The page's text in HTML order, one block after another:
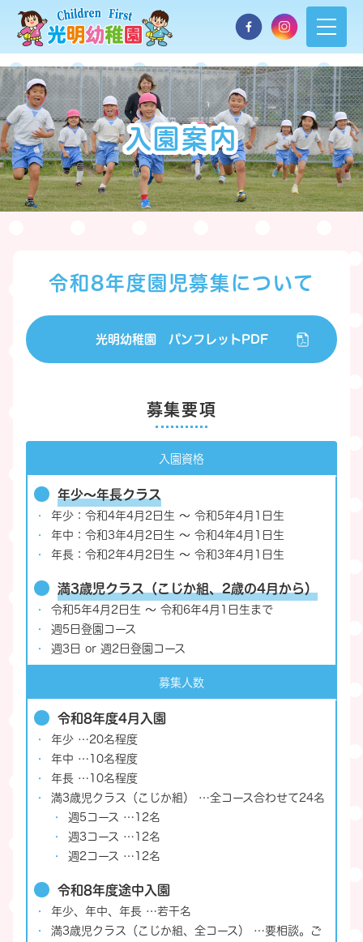
入園案内
令和8年度園児募集について
光明幼稚園パンフレットPDF
募集要項
入園資格
年少～年長クラス
年少：令和4年4月2日生 〜 令和5年4月1日生
年中：令和3年4月2日生 〜 令和4年4月1日生
年長：令和2年4月2日生 〜 令和3年4月1日生
満3歳児クラス（こじか組、2歳の4月から）
令和5年4月2日生 ～ 令和6年4月1日生まで
週5日登園コース
週3日 or 週2日登園コース
募集人数
令和8年度4月入園
年少 …20名程度
年中 …10名程度
年長 …10名程度
満3歳児クラス（こじか組） …全コース合わせて24名
週5コース …12名
週3コース …12名
週2コース …12名
令和8年度途中入園
年少、年中、年長 …若干名
満3歳児クラス（こじか組、全コース） …要相談。ご